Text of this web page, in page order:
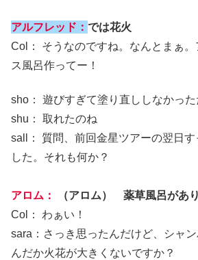
アルフレッド： では花火
Col： そうなのですね。なんとまぁ
ス風呂作ってー！
sho： 遊びすぎて塗り直ししなかっ
shu： 取れたのね
sall： 質問、前回金星ツアーの翌日す
した。それも何か？
アロム：
（アロム） 薬草風呂があ
Col： わぁい！
sara：さっき思ったんだけど、シャ
んだか火花が大きくないですか？